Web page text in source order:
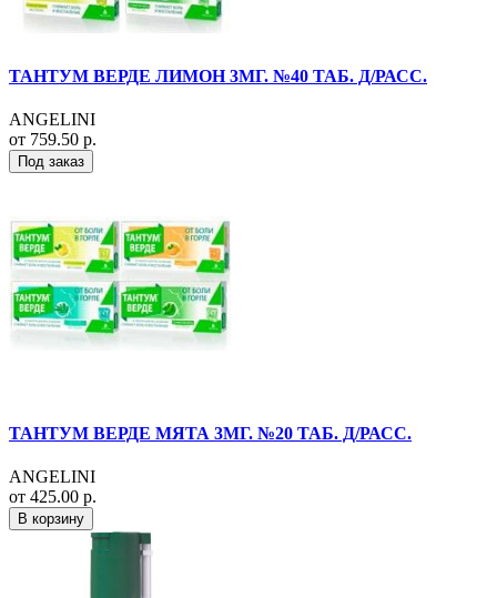
ТАНТУМ ВЕРДЕ ЛИМОН 3МГ. №40 ТАБ. Д/РАСС.
ANGELINI
от 759.50 р.
Под заказ
ТАНТУМ ВЕРДЕ МЯТА 3МГ. №20 ТАБ. Д/РАСС.
ANGELINI
от 425.00 р.
В корзину